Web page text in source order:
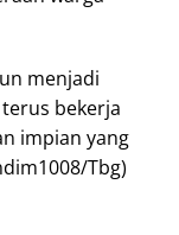
menjadi
bekerja
impian yang
Tbg)